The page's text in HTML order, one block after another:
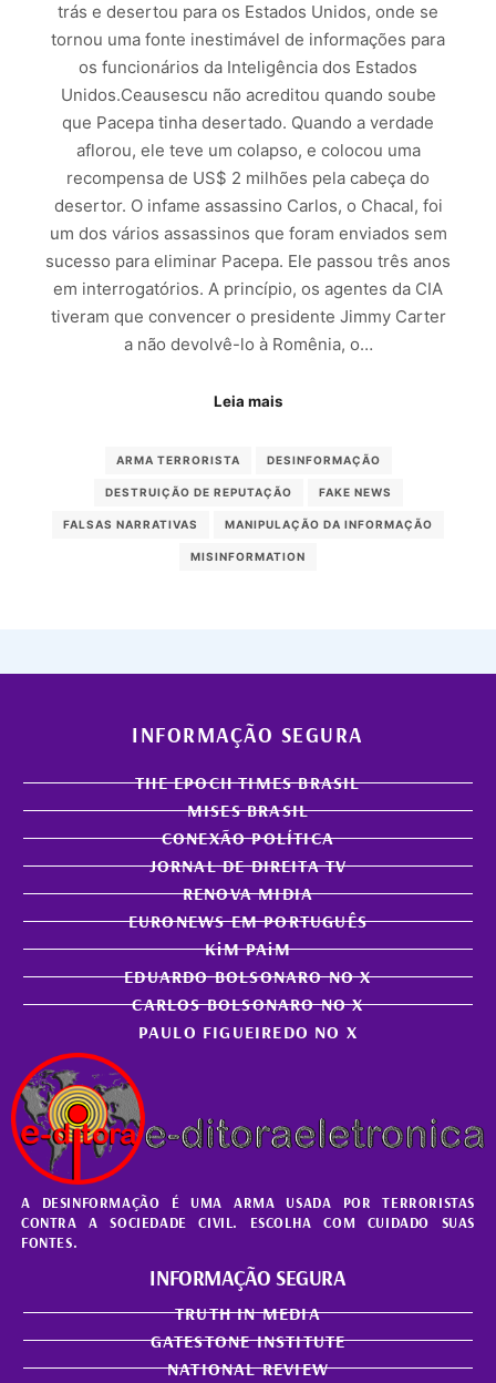
trás e desertou para os Estados Unidos, onde se
tornou uma fonte inestimável de informações para
os funcionários da Inteligência dos Estados
Unidos.Ceausescu não acreditou quando soube
que Pacepa tinha desertado. Quando a verdade
aflorou, ele teve um colapso, e colocou uma
recompensa de US$ 2 milhões pela cabeça do
desertor. O infame assassino Carlos, o Chacal, foi
um dos vários assassinos que foram enviados sem
sucesso para eliminar Pacepa. Ele passou três anos
em interrogatórios. A princípio, os agentes da CIA
tiveram que convencer o presidente Jimmy Carter
a não devolvê-lo à Romênia, o…
Leia mais
ARMA TERRORISTA DESINFORMAÇÃO
DESTRUIÇÃO DE REPUTAÇÃO FAKE NEWS
FALSAS NARRATIVAS MANIPULAÇÃO DA INFORMAÇÃO
MISINFORMATION
INFORMAÇÃO SEGURA
THE EPOCH TIMES BRASIL
MISES BRASIL
CONEXÃO POLÍTICA
JORNAL DE DIREITA TV
RENOVA MIDIA
EURONEWS EM PORTUGUÊS
KiM PAiM
EDUARDO BOLSONARO NO X
CARLOS BOLSONARO NO X
PAULO FIGUEIREDO NO X
A DESINFORMAÇÃO É UMA ARMA USADA POR TERRORISTAS
CONTRA A SOCIEDADE CIVIL. ESCOLHA COM CUIDADO SUAS
FONTES.
INFORMAÇÃO SEGURA
TRUTH IN MEDIA
GATESTONE INSTITUTE
NATIONAL REVIEW